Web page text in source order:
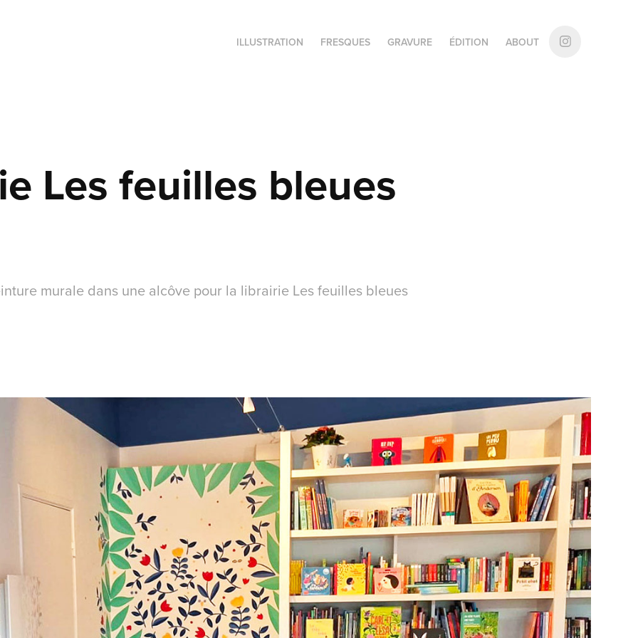
ILLUSTRATION FRESQUES GRAVURE ÉDITION ABOUT
Les feuilles bleues
murale dans une alcôve pour la librairie Les feuilles bleues